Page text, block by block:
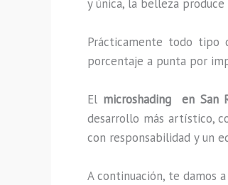
y única, la belleza
Prácticamente todo tipo
porcentaje a punta por
El microshading en San
desarrollo más artístico,
con responsabilidad y un
A continuación, te damos